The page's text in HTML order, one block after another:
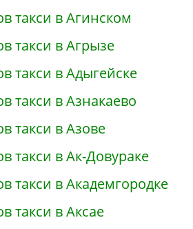
такси в Агинском
такси в Агрызе
такси в Адыгейске
такси в Азнакаево
такси в Азове
такси в Ак-Довураке
такси в Академгородке
такси в Аксае